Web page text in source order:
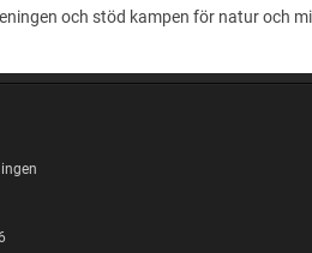
och stöd kampen för natur och